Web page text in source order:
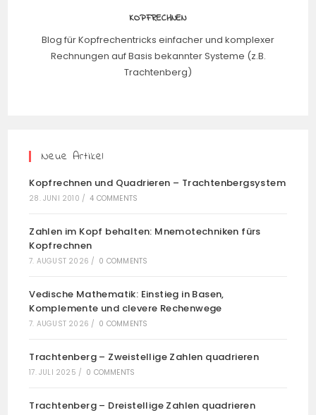
KOPFRECHNEN
Blog für Kopfrechentricks einfacher und komplexer
Rechnungen auf Basis bekannter Systeme (z.B.
Trachtenberg)
Neue Artikel
Kopfrechnen und Quadrieren – Trachtenbergsystem
28. JUNI 2010 / 4 COMMENTS
Zahlen im Kopf behalten: Mnemotechniken fürs
Kopfrechnen
7. AUGUST 2026 / 0 COMMENTS
Vedische Mathematik: Einstieg in Basen,
Komplemente und clevere Rechenwege
7. AUGUST 2026 / 0 COMMENTS
Trachtenberg – Zweistellige Zahlen quadrieren
17. JULI 2025 / 0 COMMENTS
Trachtenberg – Dreistellige Zahlen quadrieren